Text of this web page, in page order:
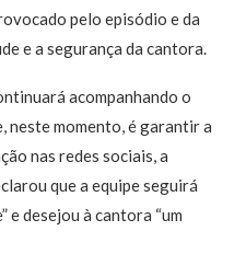
pelo episódio e da
e a segurança da cantora.
acompanhando o
neste momento, é garantir a
nas redes sociais, a
que a equipe seguirá
e desejou à cantora “um